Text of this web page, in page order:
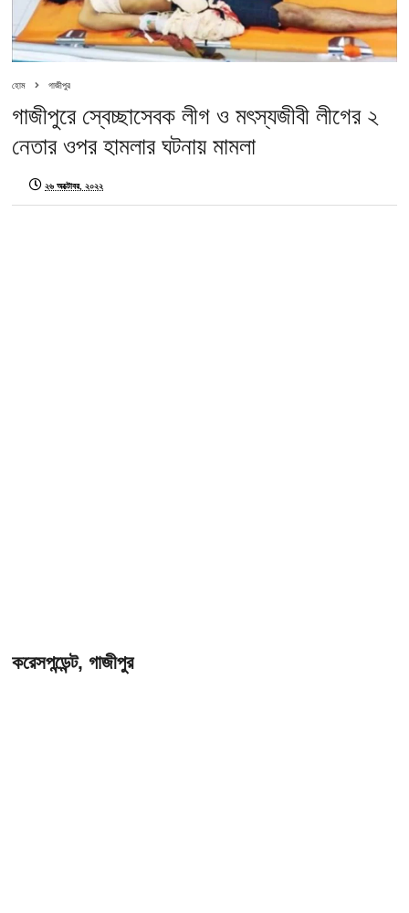
হোম গাজীপুর
গাজীপুরে স্বেচ্ছাসেবক লীগ ও মৎস্যজীবী লীগের ২
নেতার ওপর হামলার ঘটনায় মামলা
২৬ অক্টোবর, ২০২২
করেসপন্ডেন্ট, গাজীপুর